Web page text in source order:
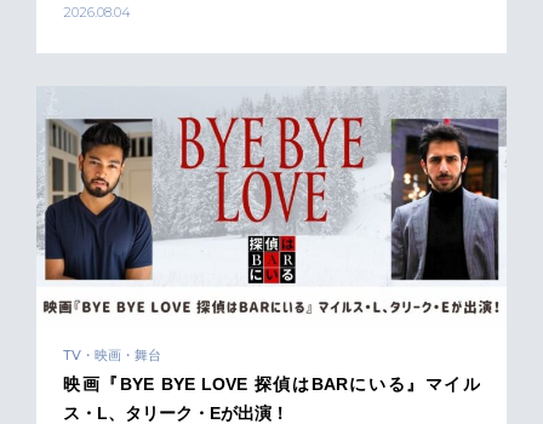
2026.08.04
TV・映画・舞台
映画『BYE BYE LOVE 探偵はBARにいる』マイル
ス・L、タリーク・Eが出演！